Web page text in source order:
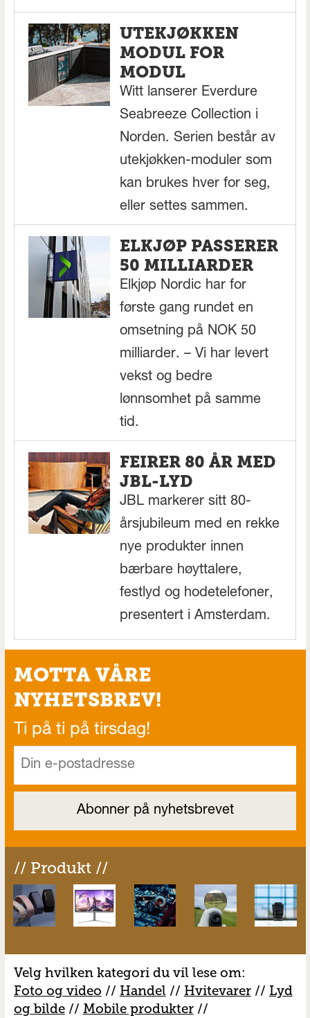
UTEKJØKKEN
MODUL FOR
MODUL
Witt lanserer Everdure
Seabreeze Collection i
Norden. Serien består av
utekjøkken-moduler som
kan brukes hver for seg,
eller settes sammen.
ELKJØP PASSERER
50 MILLIARDER
Elkjøp Nordic har for
første gang rundet en
omsetning på NOK 50
milliarder. – Vi har levert
vekst og bedre
lønnsomhet på samme
tid.
FEIRER 80 ÅR MED
JBL-LYD
JBL markerer sitt 80-
årsjubileum med en rekke
nye produkter innen
bærbare høyttalere,
festlyd og hodetelefoner,
presentert i Amsterdam.
MOTTA VÅRE
NYHETSBREV!
Ti på ti på tirsdag!
// Produkt //
Velg hvilken kategori du vil lese om:
Foto og video // Handel // Hvitevarer// Lyd
og bilde// Mobile produkter//